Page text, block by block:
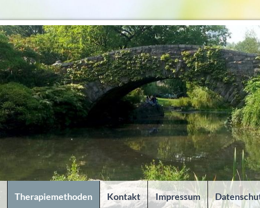
Therapiemethoden Kontakt Impressum